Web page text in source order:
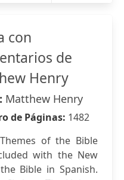
con
de
Henry
Matthew Henry
de Páginas: 1482
of the Bible
with the New
Bible in Spanish.